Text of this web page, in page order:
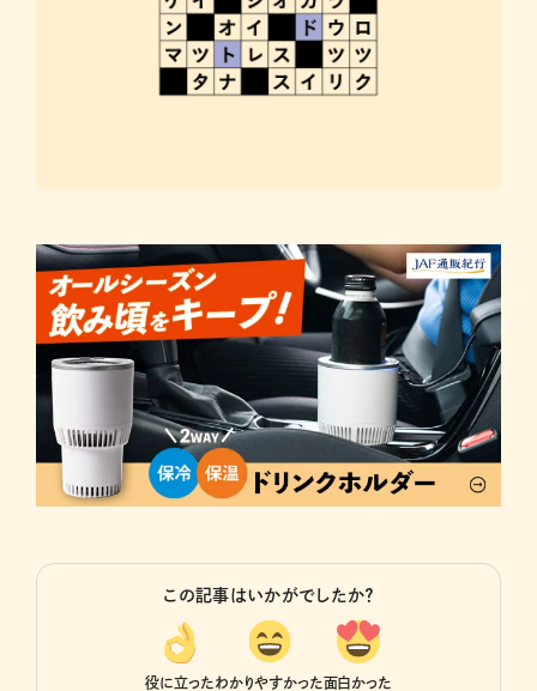
この記事はいかがでしたか？
役に立ったわかりやすかった面白かった